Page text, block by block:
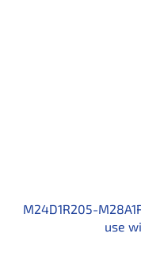
M24D1R205-
use